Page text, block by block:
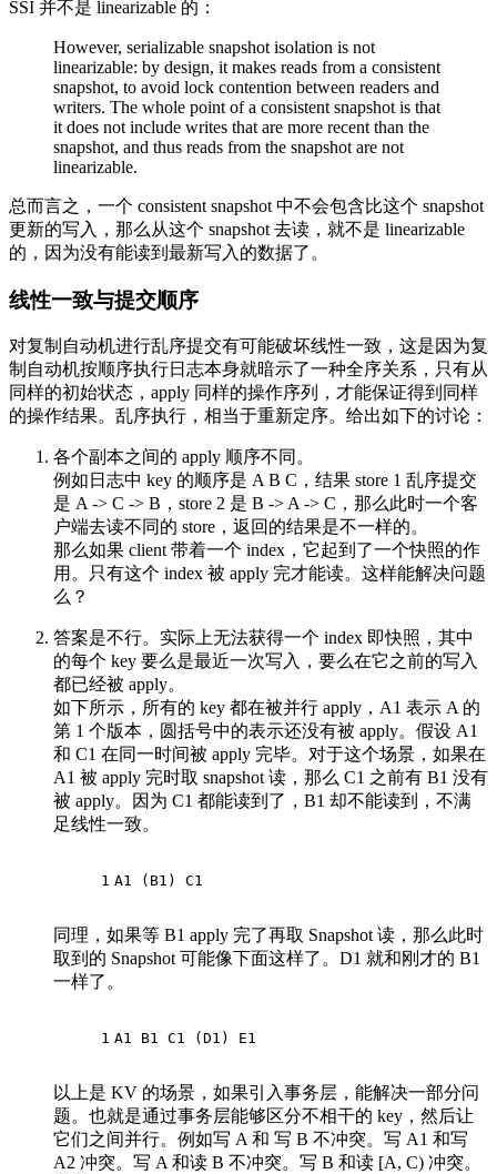
SSI 并不是 linearizable 的：
However, serializable snapshot isolation is not
linearizable: by design, it makes reads from a consistent
snapshot, to avoid lock contention between readers and
writers. The whole point of a consistent snapshot is that
it does not include writes that are more recent than the
snapshot, and thus reads from the snapshot are not
linearizable.
总而言之，一个 consistent snapshot 中不会包含比这个 snapshot
更新的写入，那么从这个 snapshot 去读，就不是 linearizable
的，因为没有能读到最新写入的数据了。
线性一致与提交顺序
对复制自动机进行乱序提交有可能破坏线性一致，这是因为复
制自动机按顺序执行日志本身就暗示了一种全序关系，只有从
同样的初始状态，apply 同样的操作序列，才能保证得到同样
的操作结果。乱序执行，相当于重新定序。给出如下的讨论：
各个副本之间的 apply 顺序不同。
例如日志中 key 的顺序是 A B C，结果 store 1 乱序提交
是 A -> C -> B，store 2 是 B -> A -> C，那么此时一个客
户端去读不同的 store，返回的结果是不一样的。
那么如果 client 带着一个 index，它起到了一个快照的作
用。只有这个 index 被 apply 完才能读。这样能解决问题
么？
答案是不行。实际上无法获得一个 index 即快照，其中
的每个 key 要么是最近一次写入，要么在它之前的写入
都已经被 apply。
如下所示，所有的 key 都在被并行 apply，A1 表示 A 的
第 1 个版本，圆括号中的表示还没有被 apply。假设 A1
和 C1 在同一时间被 apply 完毕。对于这个场景，如果在
A1 被 apply 完时取 snapshot 读，那么 C1 之前有 B1 没有
被 apply。因为 C1 都能读到了，B1 却不能读到，不满
足线性一致。
1 A1 (B1) C1
同理，如果等 B1 apply 完了再取 Snapshot 读，那么此时
取到的 Snapshot 可能像下面这样了。D1 就和刚才的 B1
一样了。
1 A1 B1 C1 (D1) E1
以上是 KV 的场景，如果引入事务层，能解决一部分问
题。也就是通过事务层能够区分不相干的 key，然后让
它们之间并行。例如写 A 和 写 B 不冲突。写 A1 和写
A2 冲突。写 A 和读 B 不冲突。写 B 和读 [A, C) 冲突。